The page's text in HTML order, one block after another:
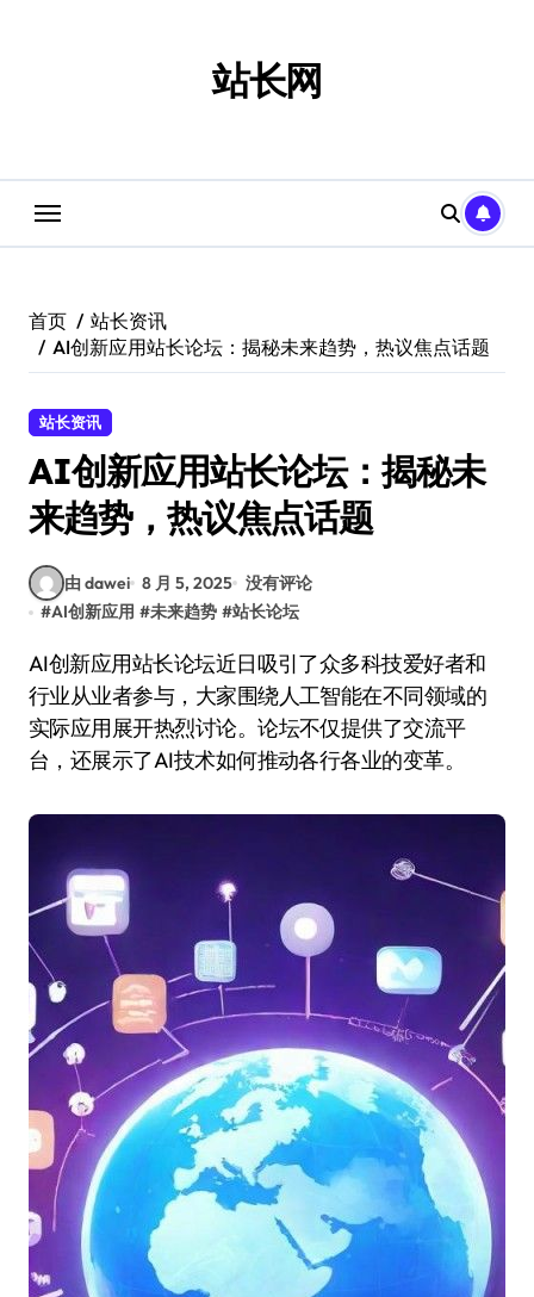
站长网
首页
站长资讯
AI创新应用站长论坛：揭秘未来趋势，热议焦点话题
站长资讯
AI创新应用站长论坛：揭秘未
来趋势，热议焦点话题
由 dawei 8 月 5, 2025 没有评论
#AI创新应用 #未来趋势 #站长论坛
AI创新应用站长论坛近日吸引了众多科技爱好者和
行业从业者参与，大家围绕人工智能在不同领域的
实际应用展开热烈讨论。论坛不仅提供了交流平
台，还展示了AI技术如何推动各行各业的变革。